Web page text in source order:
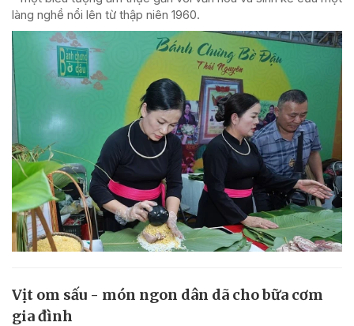
làng nghề nổi lên từ thập niên 1960.
Vịt om sấu - món ngon dân dã cho bữa cơm
gia đình